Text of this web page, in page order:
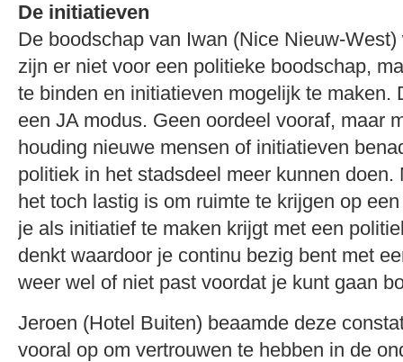
De initiatieven
De boodschap van Iwan (Nice Nieuw-
zijn er niet voor een politieke boodschap,
te binden en initiatieven mogelijk te maken.
een JA modus. Geen oordeel vooraf, maar
houding nieuwe mensen of initiatieven
politiek in het stadsdeel meer kunnen doen.
het toch lastig is om ruimte te krijgen op
je als initiatief te maken krijgt met een
denkt waardoor je continu bezig bent met
weer wel of niet past voordat je kunt gaan
Jeroen (Hotel Buiten) beaamde deze
vooral op om vertrouwen te hebben in de